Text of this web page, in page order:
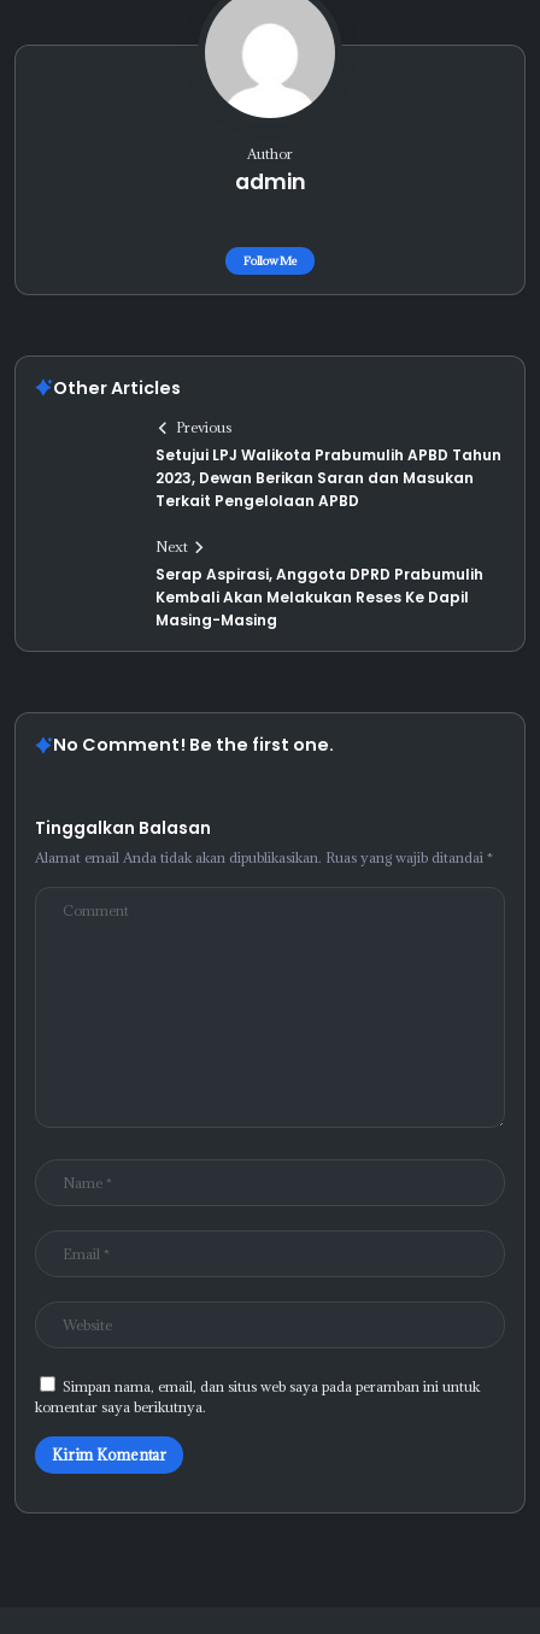
Author
admin
Follow Me
Other Articles
Previous
Setujui LPJ Walikota Prabumulih APBD Tahun
2023, Dewan Berikan Saran dan Masukan
Terkait Pengelolaan APBD
Next
Serap Aspirasi, Anggota DPRD Prabumulih
Kembali Akan Melakukan Reses Ke Dapil
Masing-Masing
No Comment! Be the first one.
Tinggalkan Balasan
Alamat email Anda tidak akan dipublikasikan. Ruas yang wajib ditandai *
Simpan nama, email, dan situs web saya pada peramban ini untuk
komentar saya berikutnya.